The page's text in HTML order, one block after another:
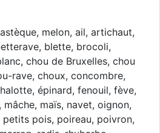
melon, ail, artichaut,
blette, brocoli,
chou de Bruxelles, chou
rave, choux, concombre,
épinard, fenouil, fève,
maïs, navet, oignon,
pois, poireau, poivron,